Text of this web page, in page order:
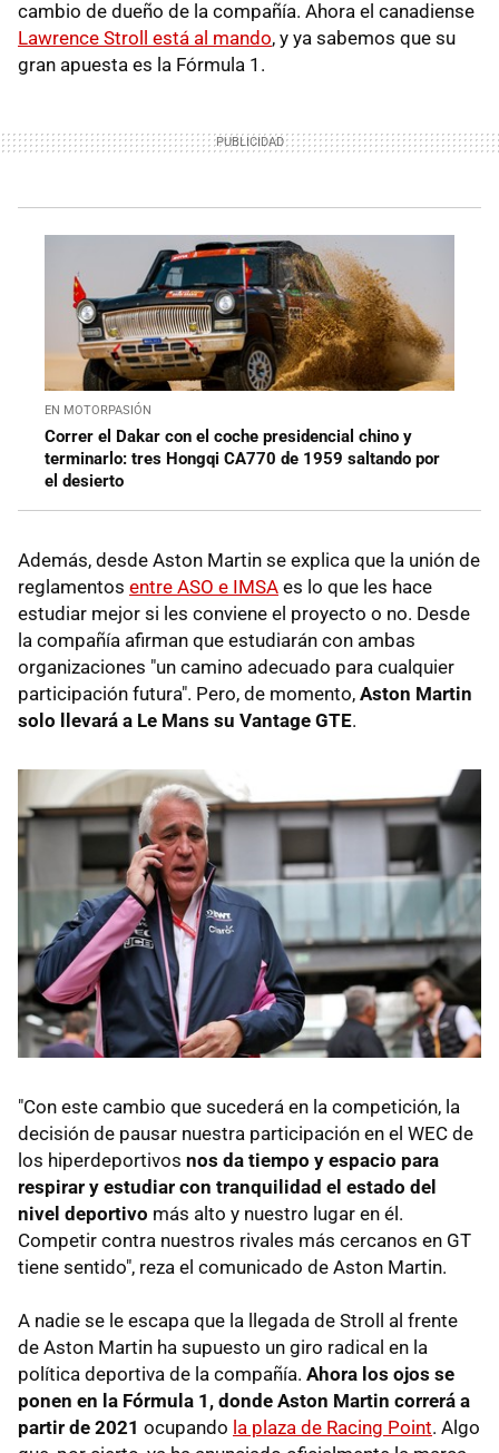
cambio de dueño de la compañía. Ahora el canadiense
Lawrence Stroll está al mando, y ya sabemos que su
gran apuesta es la Fórmula 1.
EN MOTORPASIÓN
Correr el Dakar con el coche presidencial chino y
terminarlo: tres Hongqi CA770 de 1959 saltando por
el desierto
Además, desde Aston Martin se explica que la unión de
reglamentos entre ASO e IMSA es lo que les hace
estudiar mejor si les conviene el proyecto o no. Desde
la compañía afirman que estudiarán con ambas
organizaciones "un camino adecuado para cualquier
participación futura". Pero, de momento, Aston Martin
solo llevará a Le Mans su Vantage GTE.
"Con este cambio que sucederá en la competición, la
decisión de pausar nuestra participación en el WEC de
los hiperdeportivos nos da tiempo y espacio para
respirar y estudiar con tranquilidad el estado del
nivel deportivo más alto y nuestro lugar en él.
Competir contra nuestros rivales más cercanos en GT
tiene sentido", reza el comunicado de Aston Martin.
A nadie se le escapa que la llegada de Stroll al frente
de Aston Martin ha supuesto un giro radical en la
política deportiva de la compañía. Ahora los ojos se
ponen en la Fórmula 1, donde Aston Martin correrá a
partir de 2021 ocupando la plaza de Racing Point. Algo